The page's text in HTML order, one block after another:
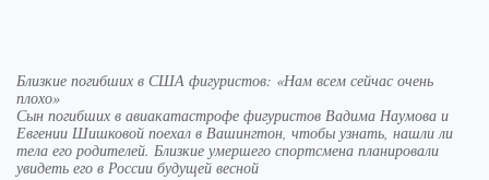
Близкие погибших в США фигуристов: «Нам всем сейчас очень
плохо»
Сын погибших в авиакатастрофе фигуристов Вадима Наумова и
Евгении Шишковой поехал в Вашингтон, чтобы узнать, нашли ли
тела его родителей. Близкие умершего спортсмена планировали
увидеть его в России будущей весной